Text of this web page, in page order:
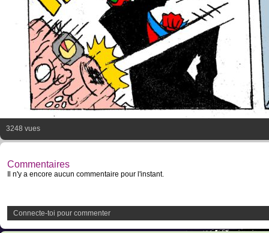
3248 vues
Commentaires
Il n'y a encore aucun commentaire pour l'instant.
Connecte-toi pour commenter